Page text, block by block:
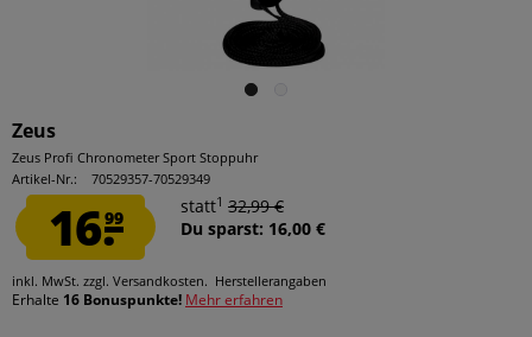
Zeus
Zeus Profi Chronometer Sport Stoppuhr
Artikel-Nr.:
70529357-70529349
16.99
statt1 32,99 €
Du sparst: 16,00 €
inkl. MwSt. zzgl. Versandkosten. Herstellerangaben
Erhalte 16 Bonuspunkte! Mehr erfahren